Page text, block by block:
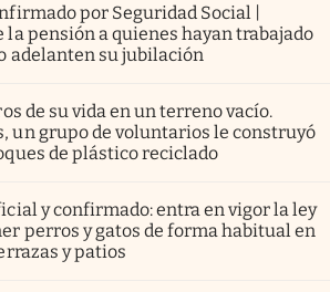
por Seguridad Social |
la pensión a quienes hayan trabajado
adelanten su jubilación
de su vida en un terreno vacío.
un grupo de voluntarios le construyó
de plástico reciclado
y confirmado: entra en vigor la ley
perros y gatos de forma habitual en
y patios